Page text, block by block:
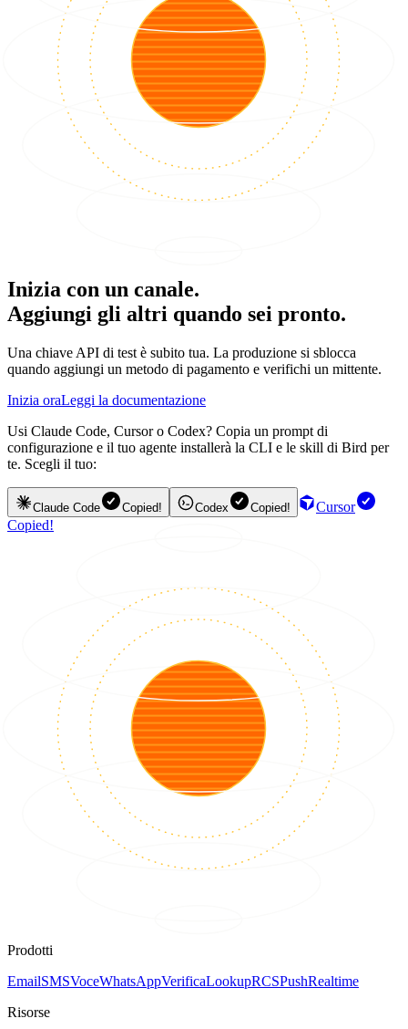
Inizia con un canale.
Aggiungi gli altri quando sei pronto.
Una chiave API di test è subito tua. La produzione si sblocca
quando aggiungi un metodo di pagamento e verifichi un mittente.
Inizia oraLeggi la documentazione
Usi Claude Code, Cursor o Codex? Copia un prompt di
configurazione e il tuo agente installerà la CLI e le skill di Bird per
te. Scegli il tuo:
Claude Code Copied! Codex Copied!
Cursor
Copied!
Prodotti
EmailSMSVoceWhatsAppVerificaLookupRCSPushRealtime
Risorse